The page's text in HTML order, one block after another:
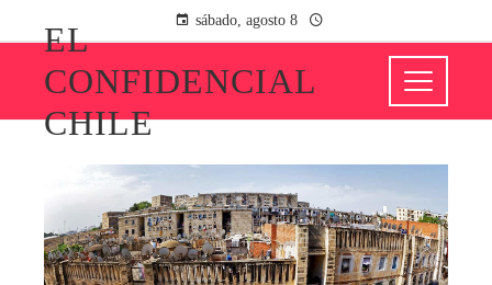
sábado, agosto 8
EL
CONFIDENCIAL
CHILE